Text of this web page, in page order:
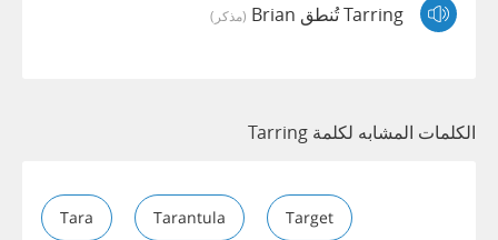
Tarring تُنطق Brian (مذكر)
الكلمات المشابه لكلمة Tarring
Tara Tarantula Target